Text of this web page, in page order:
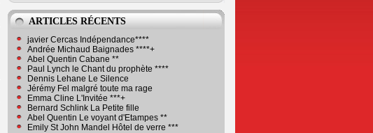
ARTICLES RÉCENTS
javier Cercas Indépendance****
Andrée Michaud Baignades ****+
Abel Quentin Cabane **
Paul Lynch le Chant du prophète ****
Dennis Lehane Le Silence
Jérémy Fel malgré toute ma rage
Emma Cline L'Invitée ***+
Bernard Schlink La Petite fille
Abel Quentin Le voyant d'Etampes **
Emily St John Mandel Hôtel de verre ***